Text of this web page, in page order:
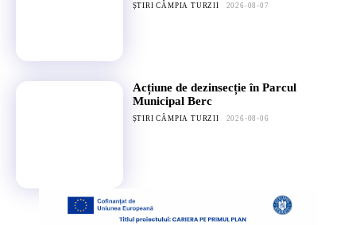
ȘTIRI CÂMPIA TURZII 2026-08-07
Acțiune de dezinsecție în Parcul
Municipal Berc
ȘTIRI CÂMPIA TURZII 2026-08-06